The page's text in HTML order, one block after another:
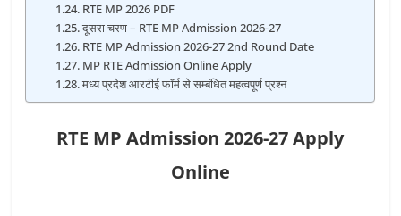
RTE MP 2026 PDF
दूसरा चरण – RTE MP Admission 2026-27
RTE MP Admission 2026-27 2nd Round Date
MP RTE Admission Online Apply
मध्य प्रदेश आरटीई फॉर्म से सम्बंधित महत्वपूर्ण प्रश्न
RTE MP Admission 2026-27 Apply
Online